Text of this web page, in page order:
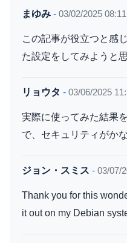
まゆみ - 03/02/2025 08:11
この記事が役立つと感
た設定をしてみようと
リョウタ - 03/06/2025
実際に使ってみた結果
で、セキュリティがか
ジョン・スミス - 03/07/
Thank you for this
it out on my Debian